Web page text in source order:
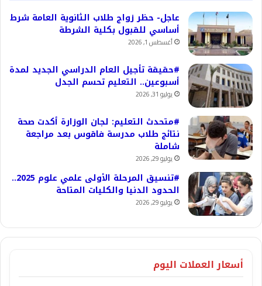
عاجل- حظر زواج طلاب الثانوية العامة شرط
أساسي للقبول بكلية الشرطة
أغسطس 1, 2026
#حقيقة تأجيل العام الدراسي الجديد لمدة
أسبوعين.. التعليم تحسم الجدل
يوليو 31, 2026
#متحدث التعليم: لجان الوزارة أكدت صحة
نتائج طلاب مدرسة فاقوس بعد مراجعة
شاملة
يوليو 29, 2026
#تنسيق المرحلة الأولى علمي علوم 2025..
الحدود الدنيا والكليات المتاحة
يوليو 29, 2026
أسعار العملات اليوم